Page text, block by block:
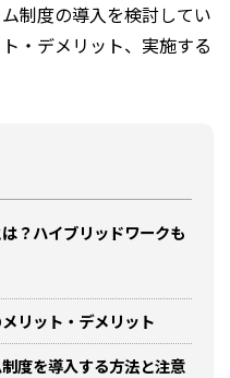
制度の導入を検討してい
・デメリット、実施する
？ハイブリッドワークも
リット・デメリット
度を導入する方法と注意